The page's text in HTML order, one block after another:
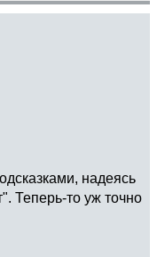
надеясь
Теперь-то уж точно